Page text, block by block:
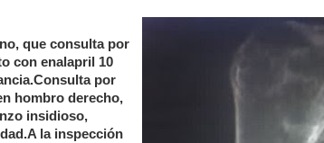
que consulta por
con enalapril 10
por
hombro derecho,
insidioso,
la inspección